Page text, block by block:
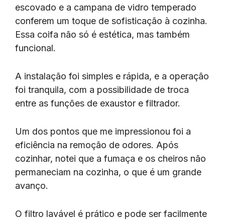
escovado e a campana de vidro temperado
conferem um toque de sofisticação à cozinha.
Essa coifa não só é estética, mas também
funcional.
A instalação foi simples e rápida, e a operação
foi tranquila, com a possibilidade de troca
entre as funções de exaustor e filtrador.
Um dos pontos que me impressionou foi a
eficiência na remoção de odores. Após
cozinhar, notei que a fumaça e os cheiros não
permaneciam na cozinha, o que é um grande
avanço.
O filtro lavável é prático e pode ser facilmente